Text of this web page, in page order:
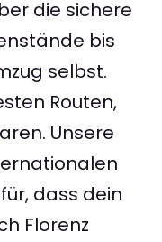
die sichere
bis
selbst.
Routen,
Unsere
dass dein
Florenz